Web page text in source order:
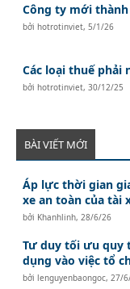
Công ty mới
bởihotrotinviet, 5/1/26
Các loại thuế phải
bởihotrotinviet,30/12/25
BÀI VIẾT MỚI
Áp lực thời gian
xe an toàn của tài
bởi Khanhlinh, 28/6/26
Tư duy tối ưu quy
dụng vào việc tổ
bởilenguyenbaongoc, 27/